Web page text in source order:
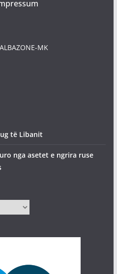
ALBAZONE-MK
të Libanit
nga asetet e ngrira ruse